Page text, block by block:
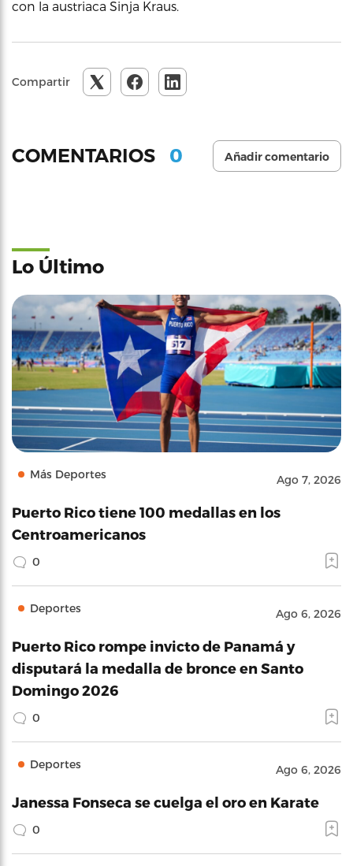
con la austriaca Sinja Kraus.
Compartir
COMENTARIOS 0 Añadir comentario
Lo Último
Más Deportes Ago 7, 2026
Puerto Rico tiene 100 medallas en los
Centroamericanos
0
Deportes Ago 6, 2026
Puerto Rico rompe invicto de Panamá y
disputará la medalla de bronce en Santo
Domingo 2026
0
Deportes Ago 6, 2026
Janessa Fonseca se cuelga el oro en Karate
0